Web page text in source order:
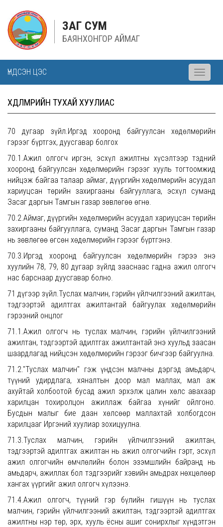
ЗАГ СУМ
БАЯНХОНГОР АЙМАГ
ҮНДСЭН ЦЭС
Toggle
ХӨДӨЛМӨРИЙН ТУХАЙ ХУУЛИАС
70 дугаар зүйл.Иргэд хооронд байгуулсан хөдөлмөрийн
гэрээг бүртгэх, дуусгавар болгох
70.1.Ажил олгогч иргэн, эсхүл ажилтны хүсэлтээр тэдний
хооронд байгуулсан хөдөлмөрийн гэрээг хууль тогтоомжид
нийцэж байгаа талаар аймаг, дүүргийн хөдөлмөрийн асуудал
хариуцсан төрийн захиргааны байгууллага, эсхүл суманд
Засаг даргын Тамгын газар зөвлөгөө өгнө.
70.2.Аймаг, дүүргийн хөдөлмөрийн асуудал хариуцсан төрийн
захиргааны байгууллага, суманд Засаг даргын Тамгын газар
нь зөвлөгөө өгсөн хөдөлмөрийн гэрээг бүртгэнэ.
70.3.Иргэд хооронд байгуулсан хөдөлмөрийн гэрээ энэ
хуулийн 78, 79, 80 дугаар зүйлд зааснаас гадна ажил олгогч
нас барснаар дуусгавар болно.
71 дүгээр зүйл.Туслах малчин, гэрийн үйлчилгээний ажилтан,
тэдгээртэй адилтгах ажилтантай байгуулах хөдөлмөрийн
гэрээний онцлог
71.1.Ажил олгогч нь туслах малчин, гэрийн үйлчилгээний
ажилтан, тэдгээртэй адилтгах ажилтантай энэ хуульд заасан
шаардлагад нийцсэн хөдөлмөрийн гэрээг бичгээр байгуулна.
71.2."Туслах малчин" гэж үндсэн малчны дэргэд амьдарч,
түүний удирдлага, хяналтын доор мал маллах, мал аж
ахуйтай холбоотой бусад ажил эрхэлж цалин хөлс авахаар
харилцан тохиролцон ажиллаж байгаа хүнийг ойлгоно.
Бусдын малыг бие даан хөлсөөр маллахтай холбогдсон
харилцааг Иргэний хуулиар зохицуулна.
71.3.Туслах малчин, гэрийн үйлчилгээний ажилтан,
тэдгээртэй адилтгах ажилтан нь ажил олгогчийн гэрт, эсхүл
ажил олгогчийн өмчлөлийн болон эзэмшлийн байранд нь
амьдарч, ажиллах бол тэдгээрийг хэвийн амьдрах нөхцөлөөр
хангах үүргийг ажил олгогч хүлээнэ.
71.4.Ажил олгогч, түүний гэр бүлийн гишүүн нь туслах
малчин, гэрийн үйлчилгээний ажилтан, тэдгээртэй адилтгах
ажилтны нэр төр, эрх, хууль ёсны ашиг сонирхлыг хүндэтгэн